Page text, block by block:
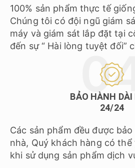
100% sản phẩm thực tế
Chúng tôi có đội ngũ giám
máy và giám sát lắp đặt tại
đến sự “ Hài lòng tuyệt đối”
BẢO HÀNH DÀI
24/24
Các sản phẩm đều được
nhà, Quý khách hàng có
khi sử dụng sản phẩm dịch